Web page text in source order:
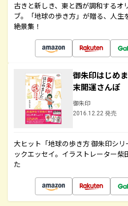
古きと新しき、東と西が調和するオ
ブ。「地球の歩き方」が贈る、人生
絶景集！
御朱印はじめ
末開運さんぽ
御朱印
2016.12.22 発売
大ヒット「地球の歩き方 御朱印シ
ックエッセイ。イラストレーター柴
た